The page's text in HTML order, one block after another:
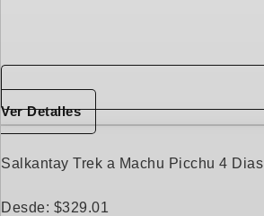
Ver Detalles
Salkantay Trek a Machu Picchu 4 Dias
Desde: $329.01